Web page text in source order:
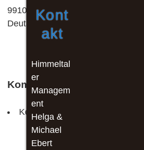
99100
Deutschland
Kommende Veranstaltungen
Keine Veranstaltungen an
Kont
akt
Himmeltal
er
Managem
ent
Helga &
Michael
Ebert